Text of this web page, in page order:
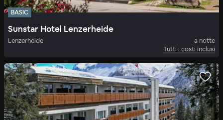
BASIC
Sunstar Hotel Lenzerheide
Lenzerheide
a notte
Tutti i costi inclusi